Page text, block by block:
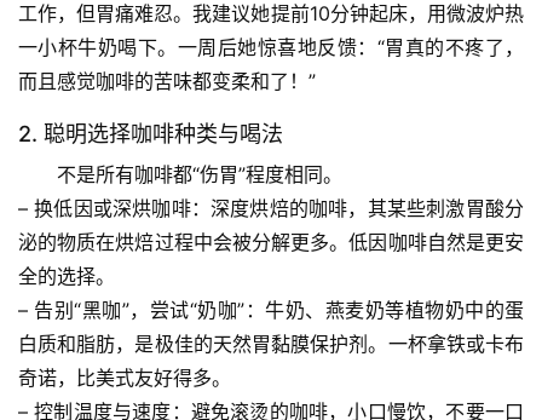
页
专
题
自
然
万
物
人
工作，但胃痛难忍。我建议她提前10分钟起床，用微波炉热
一小杯牛奶喝下。一周后她惊喜地反馈：“胃真的不疼了，
而且感觉咖啡的苦味都变柔和了！”
2. 聪明选择咖啡种类与喝法
不是所有咖啡都“伤胃”程度相同。
– 换低因或深烘咖啡：深度烘焙的咖啡，其某些刺激胃酸分
泌的物质在烘焙过程中会被分解更多。低因咖啡自然是更安
全的选择。
– 告别“黑咖”，尝试“奶咖” ：牛奶、燕麦奶等植物奶中的蛋
白质和脂肪，是极佳的天然胃黏膜保护剂。一杯拿铁或卡布
奇诺，比美式友好得多。
– 控制温度与速度 ：避免滚烫的咖啡，小口慢饮，不要一口